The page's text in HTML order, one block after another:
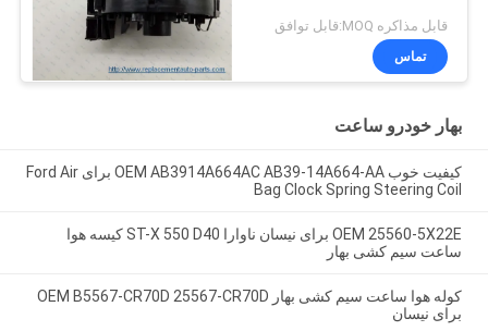
قابل مذاکره MOQ:قابل توافق
تماس
بهار خودرو ساعت
کیفیت خوب OEM AB3914A664AC AB39-14A664-AA برای Ford Air
Bag Clock Spring Steering Coil
OEM 25560-5X22E برای نیسان ناوارا ST-X 550 D40 کیسه هوا
ساعت سیم کشی بهار
کوله هوا ساعت سیم کشی بهار OEM B5567-CR70D 25567-CR70D
برای نیسان